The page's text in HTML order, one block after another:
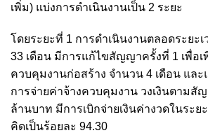
เพิ่ม) แบ่งการดำเนินงานเป็น 2 ระยะ
โดยระยะที่ 1 การดำเนินงานตลอดระยะ
33 เดือน มีการแก้ไขสัญญาครั้งที่ 1 เพื่อเ
ควบคุมงานก่อสร้าง จำนวน 4 เดือน และ
การจ่ายค่าจ้างควบคุมงาน วงเงินตามสั
ล้านบาท มีการเบิกจ่ายเงินค่างวดในระย
คิดเป็นร้อยละ 94.30